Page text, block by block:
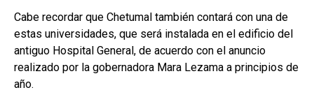
Cabe recordar que Chetumal también contará con una de
estas universidades, que será instalada en el edificio del
antiguo Hospital General, de acuerdo con el anuncio
realizado por la gobernadora Mara Lezama a principios de
año.